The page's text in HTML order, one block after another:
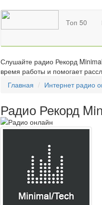
Топ 50
Слушайте радио Рекорд
время работы и помогает
Главная
Интернет радио
Радио Рекорд